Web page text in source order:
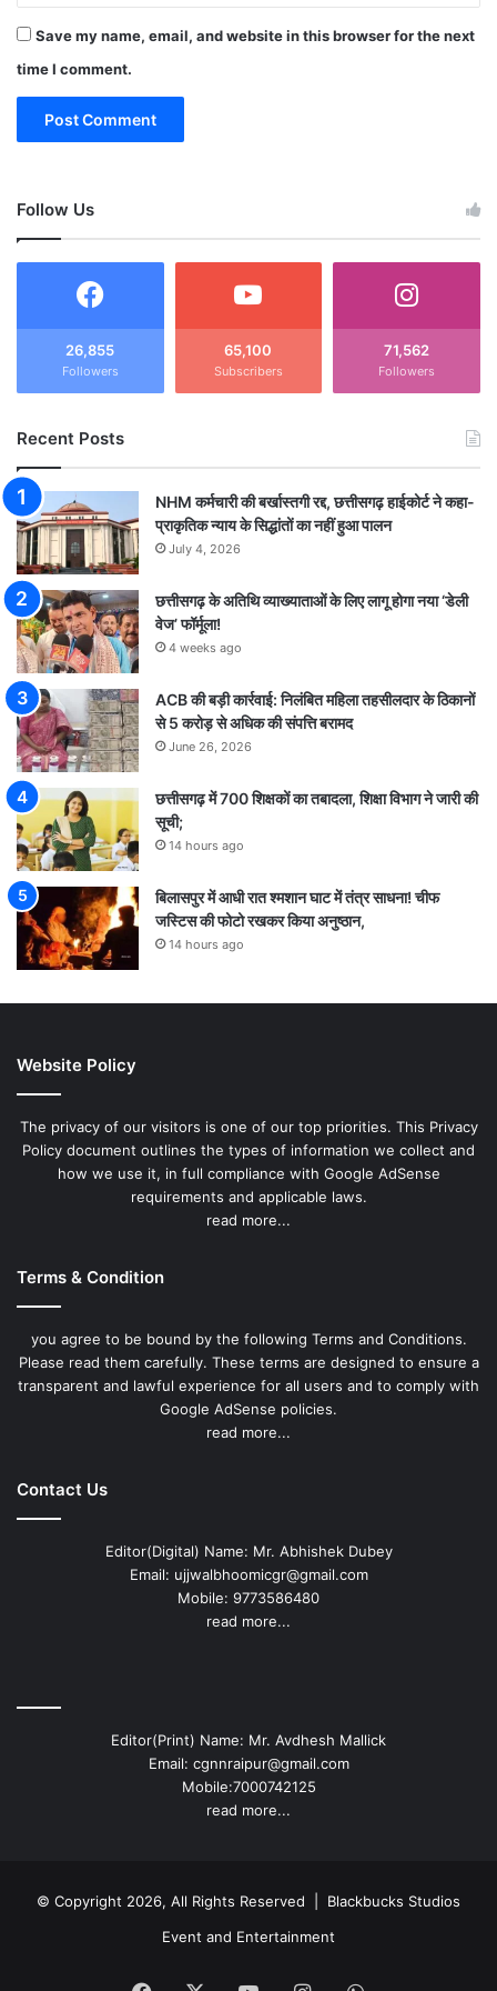
Save my name, email, and website in this browser for the next
time I comment.
Follow Us
26,855
Followers
65,100
Subscribers
71,562
Followers
Recent Posts
NHM कर्मचारी की बर्खास्तगी रद्द, छत्तीसगढ़ हाईकोर्ट ने कहा-
प्राकृतिक न्याय के सिद्धांतों का नहीं हुआ पालन
July 4, 2026
छत्तीसगढ़ के अतिथि व्याख्याताओं के लिए लागू होगा नया ‘डेली
वेज’ फॉर्मूला!
4 weeks ago
ACB की बड़ी कार्रवाई: निलंबित महिला तहसीलदार के ठिकानों
से 5 करोड़ से अधिक की संपत्ति बरामद
June 26, 2026
छत्तीसगढ़ में 700 शिक्षकों का तबादला, शिक्षा विभाग ने जारी की
सूची;
14 hours ago
बिलासपुर में आधी रात श्मशान घाट में तंत्र साधना! चीफ
जस्टिस की फोटो रखकर किया अनुष्ठान,
14 hours ago
Website Policy
The privacy of our visitors is one of our top priorities. This Privacy
Policy document outlines the types of information we collect and
how we use it, in full compliance with Google AdSense
requirements and applicable laws.
read more...
Terms & Condition
you agree to be bound by the following Terms and Conditions.
Please read them carefully. These terms are designed to ensure a
transparent and lawful experience for all users and to comply with
Google AdSense policies.
read more...
Contact Us
Editor(Digital) Name: Mr. Abhishek Dubey
Email: ujjwalbhoomicgr@gmail.com
Mobile: 9773586480
read more...
Editor(Print) Name: Mr. Avdhesh Mallick
Email: cgnnraipur@gmail.com
Mobile:7000742125
read more...
© Copyright 2026, All Rights Reserved | Blackbucks Studios
Event and Entertainment